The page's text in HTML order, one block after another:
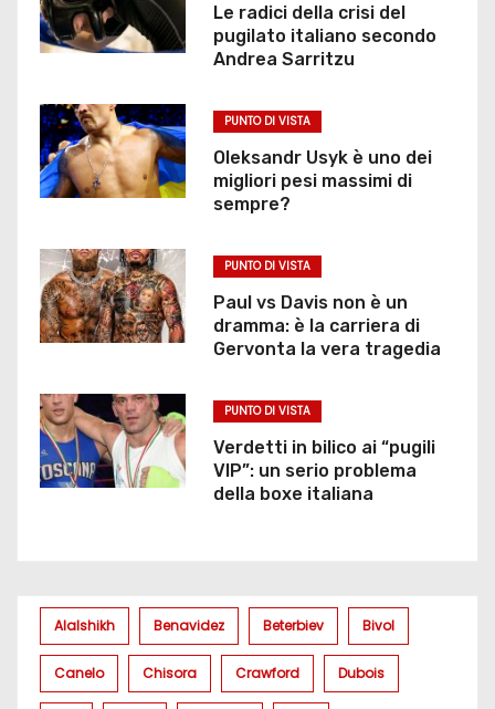
Le radici della crisi del
pugilato italiano secondo
Andrea Sarritzu
PUNTO DI VISTA
Oleksandr Usyk è uno dei
migliori pesi massimi di
sempre?
PUNTO DI VISTA
Paul vs Davis non è un
dramma: è la carriera di
Gervonta la vera tragedia
PUNTO DI VISTA
Verdetti in bilico ai “pugili
VIP”: un serio problema
della boxe italiana
Alalshikh Benavidez Beterbiev Bivol
Canelo Chisora Crawford Dubois